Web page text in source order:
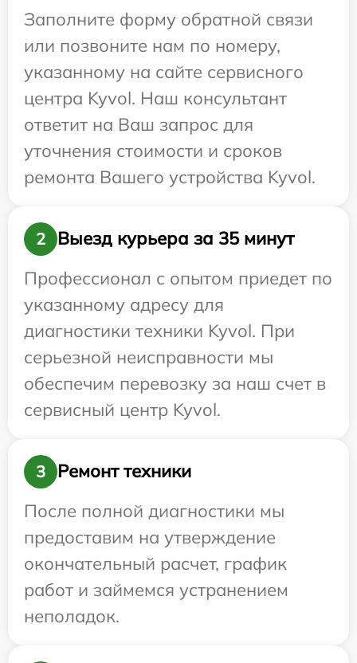
Заполните форму обратной связи
или позвоните нам по номеру,
указанному на сайте сервисного
центра Kyvol. Наш консультант
ответит на Ваш запрос для
уточнения стоимости и сроков
ремонта Вашего устройства Kyvol.
2
Выезд курьера за 35 минут
Профессионал с опытом приедет по
указанному адресу для
диагностики техники Kyvol. При
серьезной неисправности мы
обеспечим перевозку за наш счет в
сервисный центр Kyvol.
3
Ремонт техники
После полной диагностики мы
предоставим на утверждение
окончательный расчет, график
работ и займемся устранением
неполадок.